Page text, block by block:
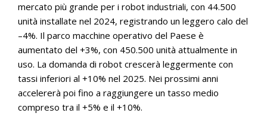
mercato più grande per i robot industriali, con 44.500
unità installate nel 2024, registrando un leggero calo del
–4%. Il parco macchine operativo del Paese è
aumentato del +3%, con 450.500 unità attualmente in
uso. La domanda di robot crescerà leggermente con
tassi inferiori al +10% nel 2025. Nei prossimi anni
accelererà poi fino a raggiungere un tasso medio
compreso tra il +5% e il +10%.